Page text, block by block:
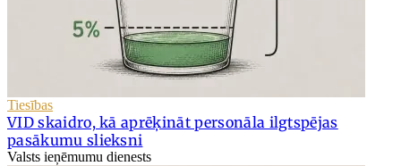
Tiesības
VID skaidro, kā aprēķināt personāla ilgtspējas
pasākumu slieksni
Valsts ieņēmumu dienests